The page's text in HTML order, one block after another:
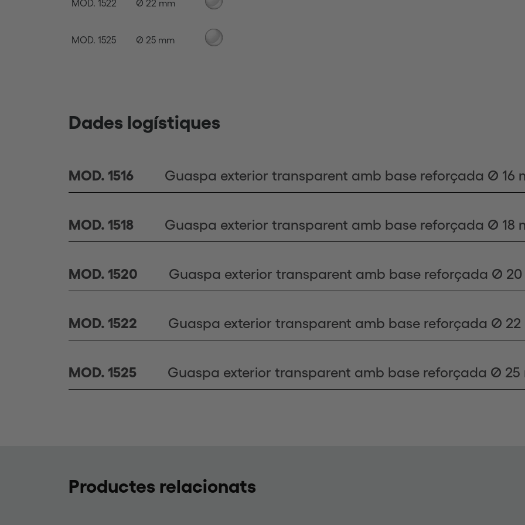
MOD. 1522 Ø 22 mm
MOD. 1525 Ø 25 mm
Dades logístiques
MOD. 1516 Guaspa exterior transparent amb base reforçada Ø 16
MOD. 1518 Guaspa exterior transparent amb base reforçada Ø 18
MOD. 1520 Guaspa exterior transparent amb base reforçada Ø 20
MOD. 1522 Guaspa exterior transparent amb base reforçada Ø 22
MOD. 1525 Guaspa exterior transparent amb base reforçada Ø 25
Productes relacionats